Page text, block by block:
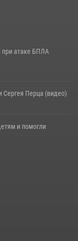
при атаке БПЛА
Сергея Перца (видео)
и помогли